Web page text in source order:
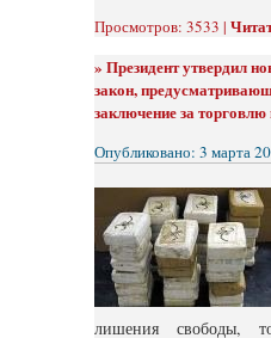
Просмотров: 3533 |
» Президент утвердил
закон,
заключение за
Опубликовано: 3 марта
лишения свободы,